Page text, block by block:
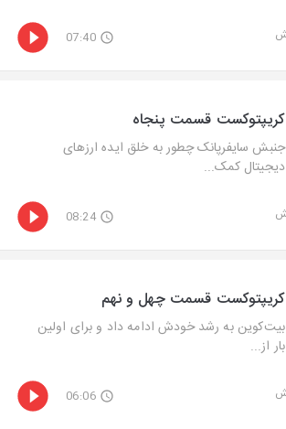
07:40
کریپتوکست قسمت پنجاه
جنبش سایفرپانک چطور به خلق ایده ارزهای
دیجیتال کمک...
08:24
کریپتوکست قسمت چهل و نهم
بیت‌کوین به رشد خودش ادامه داد و برای اولین
بار از...
06:06